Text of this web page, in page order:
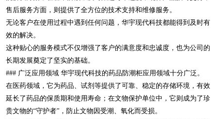
售后服务方面，则提供了全方位的技术支持和维修服务。
无论客户在使用过程中遇到任何问题，华宇现代科技都能得到及时有
效的解决。
这种贴心的服务模式不仅增强了客户的满意度和忠诚度，也为公司的
长期发展奠定了坚实的基础。
### 广泛应用领域 华宇现代科技的药品防潮柜应用领域十分广泛。
在医药领域，它为药品、试剂等提供了可靠、稳定的存储环境，有效
延长了药品的保质期和使用寿命；在文物保护单位中，它则成为了珍
贵文物的“守护者”，防止文物因受潮、氧化而受损。